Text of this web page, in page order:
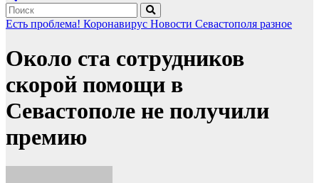
Есть проблема! Коронавирус Новости Севастополя разное
Около ста сотрудников
скорой помощи в
Севастополе не получили
премию